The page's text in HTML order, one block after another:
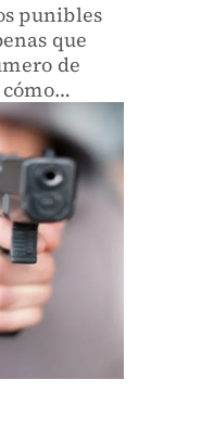
punibles
que
de
el